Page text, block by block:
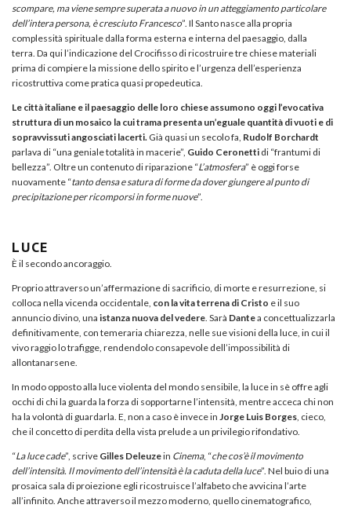
scompare, ma viene sempre superata a nuovo in un atteggiamento particolare
dell’intera persona, è cresciuto Francesco”. Il Santo nasce alla propria
complessità spirituale dalla forma esterna e interna del paesaggio, dalla
terra. Da qui l’indicazione del Crocifisso di ricostruire tre chiese materiali
prima di compiere la missione dello spirito e l’urgenza dell’esperienza
ricostruttiva come pratica quasi propedeutica.
Le città italiane e il paesaggio delle loro chiese assumono oggi l’evocativa
struttura di un mosaico la cui trama presenta un’eguale quantità di vuoti e di
sopravvissuti angosciati lacerti. Già quasi un secolo fa, Rudolf Borchardt
parlava di “una geniale totalità in macerie”, Guido Ceronetti di “frantumi di
bellezza”. Oltre un contenuto di riparazione “L’atmosfera” è oggi forse
nuovamente “tanto densa e satura di forme da dover giungere al punto di
precipitazione per ricomporsi in forme nuove”.
LUCE
È il secondo ancoraggio.
Proprio attraverso un’affermazione di sacrificio, di morte e resurrezione, si
colloca nella vicenda occidentale, con la vita terrena di Cristo e il suo
annuncio divino, una istanza nuova del vedere . Sarà Dantea concettualizzarla
definitivamente, con temeraria chiarezza, nelle sue visioni della luce, in cui il
vivo raggio lo trafigge, rendendolo consapevole dell’impossibilità di
allontanarsene.
In modo opposto alla luce violenta del mondo sensibile, la luce in sè offre agli
occhi di chi la guarda la forza di sopportarne l’intensità, mentre acceca chi non
ha la volontà di guardarla. E, non a caso è invece in Jorge Luis Borges , cieco,
che il concetto di perdita della vista prelude a un privilegio rifondativo.
“La luce cade”, scrive Gilles Deleuzein Cinema, “che cos’è il movimento
dell’intensità. Il movimento dell’intensità è la caduta della luce”. Nel buio di una
prosaica sala di proiezione egli ricostruisce l’alfabeto che avvicina l’arte
all’infinito. Anche attraverso il mezzo moderno, quello cinematografico,